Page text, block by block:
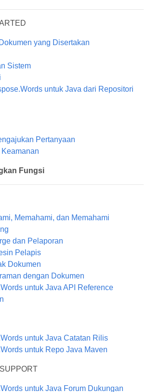
yang Disertakan
Sistem
untuk Java dari Repositori
Pertanyaan
Fungsi
Memahami, dan Memahami
dan Pelaporan
Pelapis
Dokumen
dengan Dokumen
untuk Java API Reference
untuk Java Catatan Rilis
untuk Repo Java Maven
untuk Java Forum Dukungan